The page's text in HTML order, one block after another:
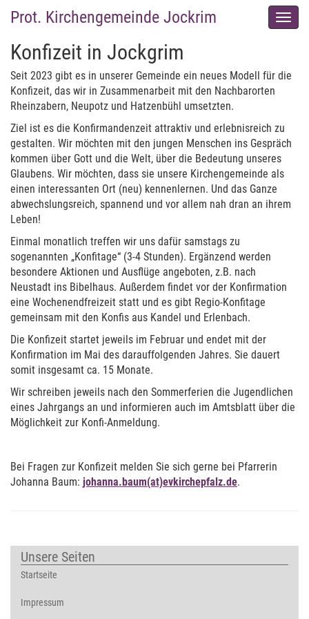
Prot. Kirchengemeinde Jockrim
Konfizeit in Jockgrim
Seit 2023 gibt es in unserer Gemeinde ein neues Modell für die
Konfizeit, das wir in Zusammenarbeit mit den Nachbarorten
Rheinzabern, Neupotz und Hatzenbühl umsetzten.
Ziel ist es die Konfirmandenzeit attraktiv und erlebnisreich zu
gestalten. Wir möchten mit den jungen Menschen ins Gespräch
kommen über Gott und die Welt, über die Bedeutung unseres
Glaubens. Wir möchten, dass sie unsere Kirchengemeinde als
einen interessanten Ort (neu) kennenlernen. Und das Ganze
abwechslungsreich, spannend und vor allem nah dran an ihrem
Leben!
Einmal monatlich treffen wir uns dafür samstags zu
sogenannten „Konfitage“ (3-4 Stunden). Ergänzend werden
besondere Aktionen und Ausflüge angeboten, z.B. nach
Neustadt ins Bibelhaus. Außerdem findet vor der Konfirmation
eine Wochenendfreizeit statt und es gibt Regio-Konfitage
gemeinsam mit den Konfis aus Kandel und Erlenbach.
Die Konfizeit startet jeweils im Februar und endet mit der
Konfirmation im Mai des darauffolgenden Jahres. Sie dauert
somit insgesamt ca. 15 Monate.
Wir schreiben jeweils nach den Sommerferien die Jugendlichen
eines Jahrgangs an und informieren auch im Amtsblatt über die
Möglichkeit zur Konfi-Anmeldung.
Bei Fragen zur Konfizeit melden Sie sich gerne bei Pfarrerin
Johanna Baum: johanna.baum(at)evkirchepfalz.de.
Unsere Seiten
Startseite
Impressum